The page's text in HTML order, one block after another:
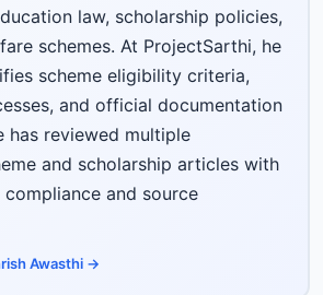
law, scholarship policies,
schemes. At ProjectSarthi, he
scheme eligibility criteria,
and official documentation
has reviewed multiple
and scholarship articles with
and source
Awasthi →